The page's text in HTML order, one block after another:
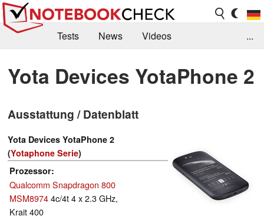
Tests News
Videos
Kaufberatung
Deals Suche
Jobs
Forum
...
Yota Devices YotaPhone 2
Ausstattung / Datenblatt
Yota Devices YotaPhone 2
(Yotaphone Serie)
Prozessor
Qualcomm Snapdragon 800
MSM89744c/4t 4 x 2.3 GHz,
Krait 400